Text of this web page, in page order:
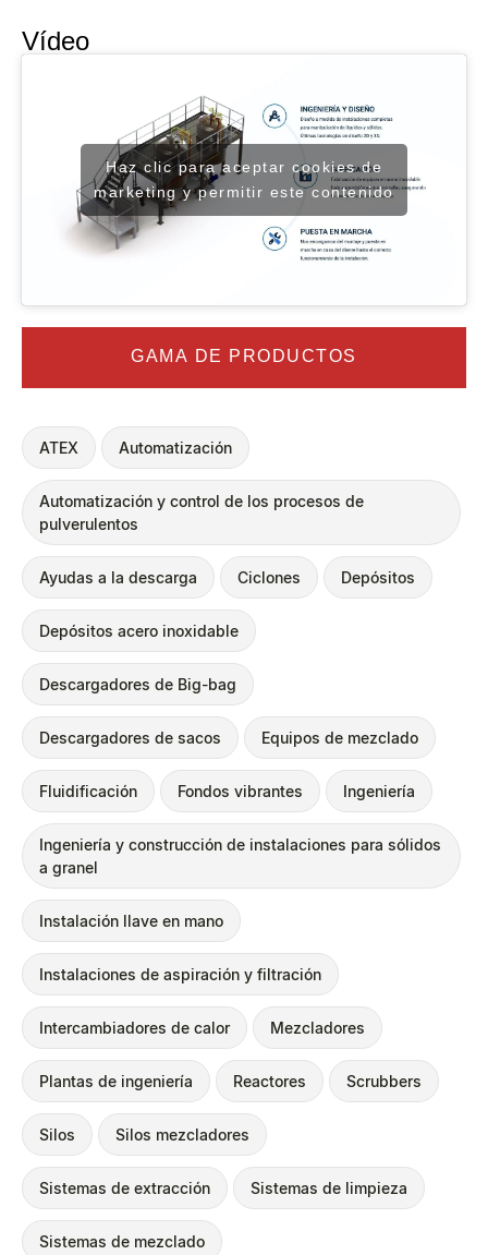
Vídeo
Haz clic para aceptar cookies de
marketing y permitir este contenido
GAMA DE PRODUCTOS
ATEX Automatización
Automatización y control de los procesos de
pulverulentos
Ayudas a la descarga Ciclones Depósitos
Depósitos acero inoxidable
Descargadores de Big-bag
Descargadores de sacos Equipos de mezclado
Fluidificación Fondos vibrantes Ingeniería
Ingeniería y construcción de instalaciones para sólidos
a granel
Instalación llave en mano
Instalaciones de aspiración y filtración
Intercambiadores de calor Mezcladores
Plantas de ingeniería Reactores Scrubbers
Silos Silos mezcladores
Sistemas de extracción Sistemas de limpieza
Sistemas de mezclado